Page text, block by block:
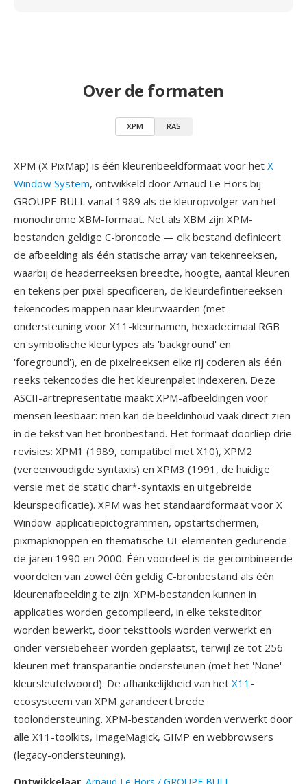
Over de formaten
XPM RAS
XPM (X PixMap) is één kleurenbeeldformaat voor het X
Window System, ontwikkeld door Arnaud Le Hors bij
GROUPE BULL vanaf 1989 als de kleuropvolger van het
monochrome XBM-formaat. Net als XBM zijn XPM-
bestanden geldige C-broncode — elk bestand definieert
de afbeelding als één statische array van tekenreeksen,
waarbij de headerreeksen breedte, hoogte, aantal kleuren
en tekens per pixel specificeren, de kleurdefintiereeksen
tekencodes mappen naar kleurwaarden (met
ondersteuning voor X11-kleurnamen, hexadecimaal RGB
en symbolische kleurtypes als 'background' en
'foreground'), en de pixelreeksen elke rij coderen als één
reeks tekencodes die het kleurenpalet indexeren. Deze
ASCII-artrepresentatie maakt XPM-afbeeldingen voor
mensen leesbaar: men kan de beeldinhoud vaak direct zien
in de tekst van het bronbestand. Het formaat doorliep drie
revisies: XPM1 (1989, compatibel met X10), XPM2
(vereenvoudigde syntaxis) en XPM3 (1991, de huidige
versie met de static char*-syntaxis en uitgebreide
kleurspecificatie). XPM was het standaardformaat voor X
Window-applicatiepictogrammen, opstartschermen,
pixmapknoppen en thematische UI-elementen gedurende
de jaren 1990 en 2000. Één voordeel is de gecombineerde
voordelen van zowel één geldig C-bronbestand als één
kleurenafbeelding te zijn: XPM-bestanden kunnen in
applicaties worden gecompileerd, in elke teksteditor
worden bewerkt, door teksttools worden verwerkt en
onder versiebeheer worden geplaatst, terwijl ze tot 256
kleuren met transparantie ondersteunen (met het 'None'-
kleursleutelwoord). De afhankelijkheid van het X11 -
ecosysteem van XPM garandeert brede
toolondersteuning. XPM-bestanden worden verwerkt door
alle X11-toolkits, ImageMagick, GIMP en webbrowsers
(legacy-ondersteuning).